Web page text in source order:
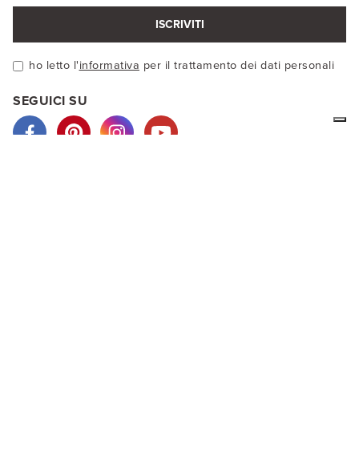
ISCRIVITI
ho letto l'informativa per il trattamento dei dati personali
SEGUICI SU